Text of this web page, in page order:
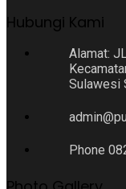
Hubungi Kami
Alamat:
Sulawesi
Phone